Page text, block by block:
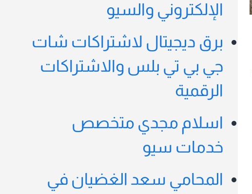
الإلكتروني والسيو
برق ديجيتال لاشتراكات شات
جي بي تي بلس والاشتراكات
الرقمية
اسلام مجدي متخصص
خدمات سيو
المحامي سعد الغضيان في